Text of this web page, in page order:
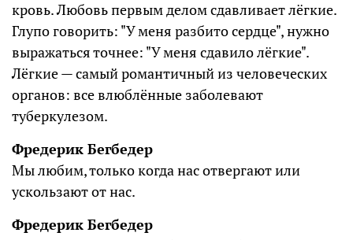
кровь. Любовь первым делом сдавливает лёгкие.
Глупо говорить: "У меня разбито сердце", нужно
выражаться точнее: "У меня сдавило лёгкие".
Лёгкие — самый романтичный из человеческих
органов: все влюблённые заболевают
туберкулезом.
Фредерик Бегбедер
Мы любим, только когда нас отвергают или
ускользают от нас.
Фредерик Бегбедер